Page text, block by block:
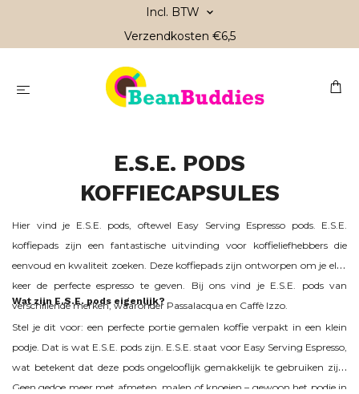
Incl. BTW
Verzendkosten €6,5
E.S.E. PODS
KOFFIECAPSULES
Hier vind je E.S.E. pods, oftewel Easy Serving Espresso pods. E.S.E.
koffiepads zijn een fantastische uitvinding voor koffieliefhebbers die
eenvoud en kwaliteit zoeken. Deze koffiepads zijn ontworpen om je elke
keer de perfecte espresso te geven. Bij ons vind je E.S.E. pods van
verschillende merken, waaronder Passalacqua en Caffè Izzo.
Wat zijn E.S.E. pods eigenlijk?
Stel je dit voor: een perfecte portie gemalen koffie verpakt in een klein
podje. Dat is wat E.S.E. pods zijn. E.S.E. staat voor Easy Serving Espresso,
wat betekent dat deze pods ongelooflijk gemakkelijk te gebruiken zijn.
Geen gedoe meer met afmeten, malen of knoeien – gewoon het podje in